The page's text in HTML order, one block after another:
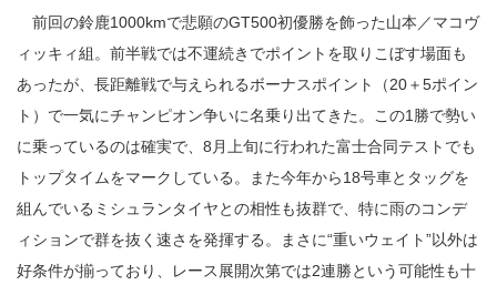
前回の鈴鹿1000kmで悲願のGT500初優勝を飾った山本／マコヴ
ィッキィ組。前半戦では不運続きでポイントを取りこぼす場面も
あったが、長距離戦で与えられるボーナスポイント（20＋5ポイン
ト）で一気にチャンピオン争いに名乗り出てきた。この1勝で勢い
に乗っているのは確実で、8月上旬に行われた富士合同テストでも
トップタイムをマークしている。また今年から18号車とタッグを
組んでいるミシュランタイヤとの相性も抜群で、特に雨のコンデ
ィションで群を抜く速さを発揮する。まさに“重いウェイト”以外は
好条件が揃っており、レース展開次第では2連勝という可能性も十